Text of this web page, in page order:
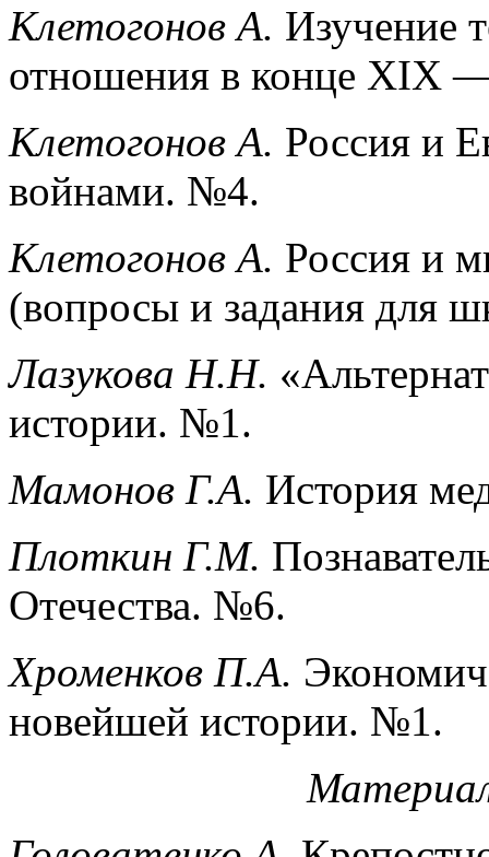
Клетогонов А. Изучение
отношения в конце XIX
Клетогонов А. Россия и
войнами. №4.
Клетогонов А. Россия и
(вопросы и задания для
Лазукова Н.Н.
истории. №1.
Мамонов Г.А. История
Плоткин Г.М.
Отечества. №6.
Хроменков П.А.
новейшей истории. №1.